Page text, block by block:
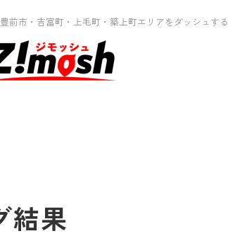
前市・吉富町・上毛町・築上町エリアをダッシュする
結果